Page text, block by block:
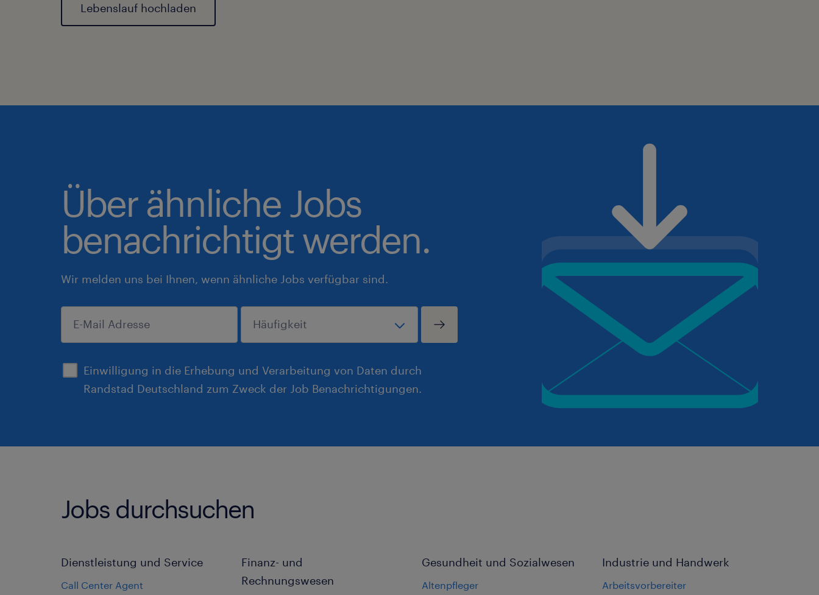
Lebenslauf hochladen
Über ähnliche Jobs
benachrichtigt werden.
Wir melden uns bei Ihnen, wenn ähnliche Jobs verfügbar sind.
Einwilligung in die Erhebung und Verarbeitung von Daten durch
Randstad Deutschland zum Zweck der Job Benachrichtigungen.
anmelden
Jobs durchsuchen
Dienstleistung und Service
Call Center Agent
Finanz- und
Rechnungswesen
Gesundheit und Sozialwesen
Altenpfleger
Industrie und Handwerk
Arbeitsvorbereiter